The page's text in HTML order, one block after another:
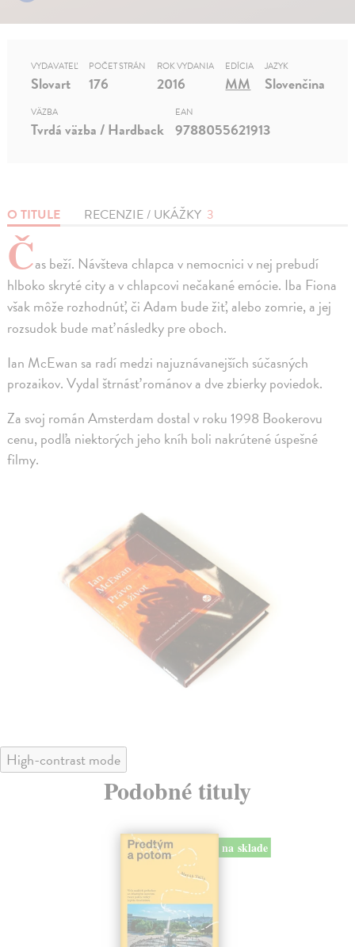
O TITULE RECENZIE / UKÁŽKY 3
Čas beží. Návšteva chlapca v nemocnici v nej prebudí
hlboko skryté city a v chlapcovi nečakané emócie. Iba Fiona
však môže rozhodnúť, či Adam bude žiť, alebo zomrie, a jej
rozsudok bude mať následky pre oboch.
Ian McEwan sa radí medzi najuznávanejších súčasných
prozaikov. Vydal štrnásť románov a dve zbierky poviedok.
Za svoj román Amsterdam dostal v roku 1998 Bookerovu
cenu, podľa niektorých jeho kníh boli nakrútené úspešné
filmy.
VYDAVATEĽ
Slovart
POČET STRÁN
176
ROK VYDANIA
2016
EDÍCIA
MM
JAZYK
Slovenčina
VÄZBA
Tvrdá väzba / Hardback
EAN
9788055621913
High-contrast mode
Podobné tituly